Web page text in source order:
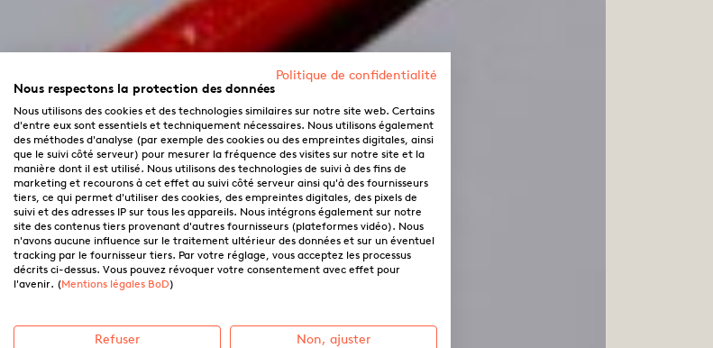
Politique de confidentialité
Nous respectons la protection des données
Nous utilisons des cookies et des technologies similaires sur notre site web. Certains
d'entre eux sont essentiels et techniquement nécessaires. Nous utilisons également
des méthodes d'analyse (par exemple des cookies ou des empreintes digitales, ainsi
que le suivi côté serveur) pour mesurer la fréquence des visites sur notre site et la
manière dont il est utilisé. Nous utilisons des technologies de suivi à des fins de
marketing et recourons à cet effet au suivi côté serveur ainsi qu'à des fournisseurs
tiers, ce qui permet d'utiliser des cookies, des empreintes digitales, des pixels de
suivi et des adresses IP sur tous les appareils. Nous intégrons également sur notre
site des contenus tiers provenant d'autres fournisseurs (plateformes vidéo). Nous
n'avons aucune influence sur le traitement ultérieur des données et sur un éventuel
tracking par le fournisseur tiers. Par votre réglage, vous acceptez les processus
décrits ci-dessus. Vous pouvez révoquer votre consentement avec effet pour
l'avenir. (Mentions légales BoD)
Refuser Non, ajuster